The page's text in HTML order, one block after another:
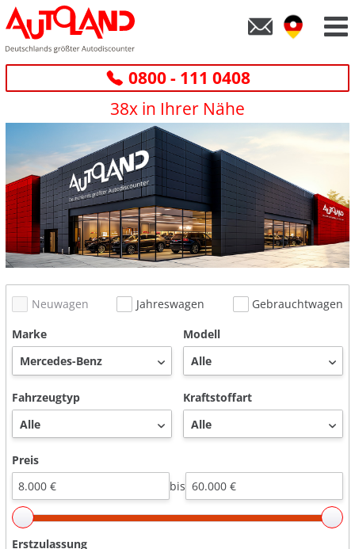
0800 - 111 0408
38x in Ihrer Nähe
Neuwagen Jahreswagen
Gebrauchtwagen
Marke
Modell
Fahrzeugtyp Kraftstoffart
Preis
bis
Erstzulassung